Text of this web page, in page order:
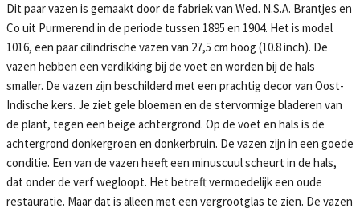
1016
met
decor
F
aantal
Dit paar vazen is gemaakt door de fabriek van Wed. N.S.A. Brantjes en
Co uit Purmerend in de periode tussen 1895 en 1904. Het is model
1016, een paar cilindrische vazen van 27,5 cm hoog (10.8 inch). De
vazen hebben een verdikking bij de voet en worden bij de hals
smaller. De vazen zijn beschilderd met een prachtig decor van Oost-
Indische kers. Je ziet gele bloemen en de stervormige bladeren van
de plant, tegen een beige achtergrond. Op de voet en hals is de
achtergrond donkergroen en donkerbruin. De vazen zijn in een goede
conditie. Een van de vazen heeft een minuscuul scheurt in de hals,
dat onder de verf wegloopt. Het betreft vermoedelijk een oude
restauratie. Maar dat is alleen met een vergrootglas te zien. De vazen